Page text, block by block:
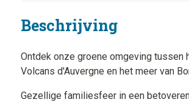
Beschrijving
Ontdek onze groene omgeving tussen
Volcans d'Auvergne en het meer van
Gezellige familiesfeer in een